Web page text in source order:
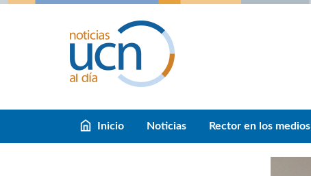
Inicio Noticias Rector en los medios